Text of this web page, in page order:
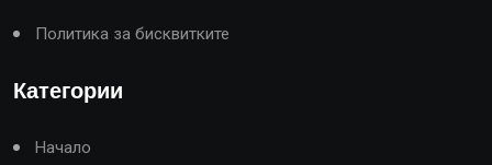
Политика за бисквитките
Категории
Начало